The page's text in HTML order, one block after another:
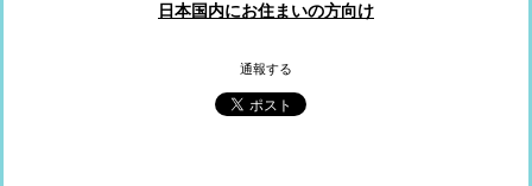
日本国内にお住まいの方向け
通報する